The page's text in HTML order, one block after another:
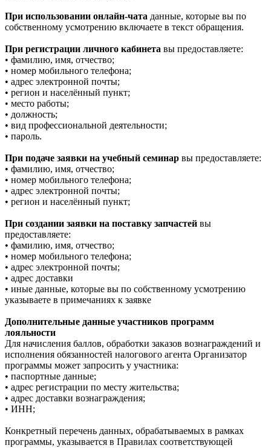
При использовании онлайн-чата данные, которые вы по
собственному усмотрению включаете в текст обращения.
При регистрации личного кабинета вы предоставляете:
• фамилию, имя, отчество;
• номер мобильного телефона;
• адрес электронной почты;
• регион и населённый пункт;
• место работы;
• должность;
• вид профессиональной деятельности;
• пароль.
При подаче заявки на учебный семинар вы предоставляете:
• фамилию, имя, отчество;
• номер мобильного телефона;
• адрес электронной почты;
• регион и населённый пункт;
При создании заявки на поставку запчастей вы
предоставляете:
• фамилию, имя, отчество;
• номер мобильного телефона;
• адрес электронной почты;
• адрес доставки
• иные данные, которые вы по собственному усмотрению
указываете в примечаниях к заявке
Дополнительные данные участников программ
лояльности
Для начисления баллов, обработки заказов вознаграждений и
исполнения обязанностей налогового агента Организатор
программы может запросить у участника:
• паспортные данные;
• адрес регистрации по месту жительства;
• адрес доставки вознаграждения;
• ИНН;
Конкретный перечень данных, обрабатываемых в рамках
программы, указывается в Правилах соответствующей